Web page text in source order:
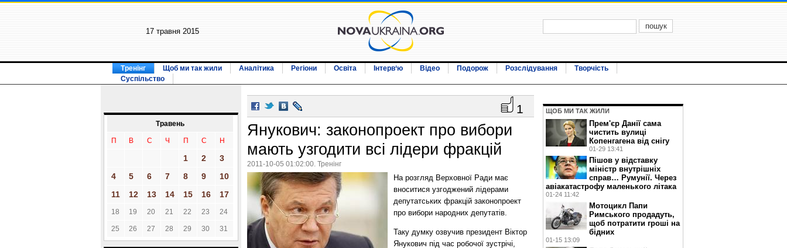
17 травня 2015
Тренінг Щоб ми так жили Аналітика Регіони Освіта Інтерв‘ю Відео Подорож Розслідування
Творчість
Суспільство
Травень
П В С Ч П С Н
1 2
3
4
5 6 7 8 9
10
11
12 13 14 15 16 17
18 19 20 21 22 23 24
25 26 27 28 29 30 31
1
Янукович: законопроект про вибори
мають узгодити всі лідери фракцій
2011-10-05 01:02:00. Тренінг
На розгляд Верховної Ради має
вноситися узгоджений лідерами
депутатських фракцій законопроект
про вибори народних депутатів.
Таку думку озвучив президент Віктор
Янукович під час робочої зустрічі,
ЩОБ МИ ТАК ЖИЛИ
Прем'єр Данії сама
чистить вулиці
Копенгагена від снігу
01-29 13:41
Пішов у відставку
міністр внутрішніх
справ… Румунії. Через
авіакатастрофу маленького літака
01-24 11:42
Мотоцикл Папи
Римського продадуть,
щоб потратити гроші на
бідних
01-15 13:09